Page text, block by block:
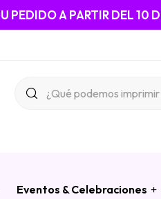
PEDIDO A PARTIR DEL 10
Eventos & Celebraciones